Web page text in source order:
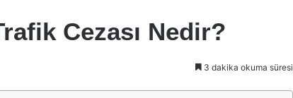
Cezası Nedir?
3 dakika okuma süresi